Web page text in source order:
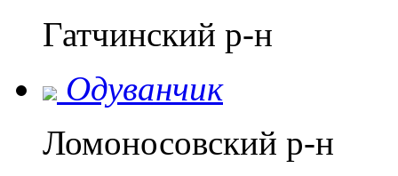
Гатчинский р-н
Одуванчик
Ломоносовский р-н